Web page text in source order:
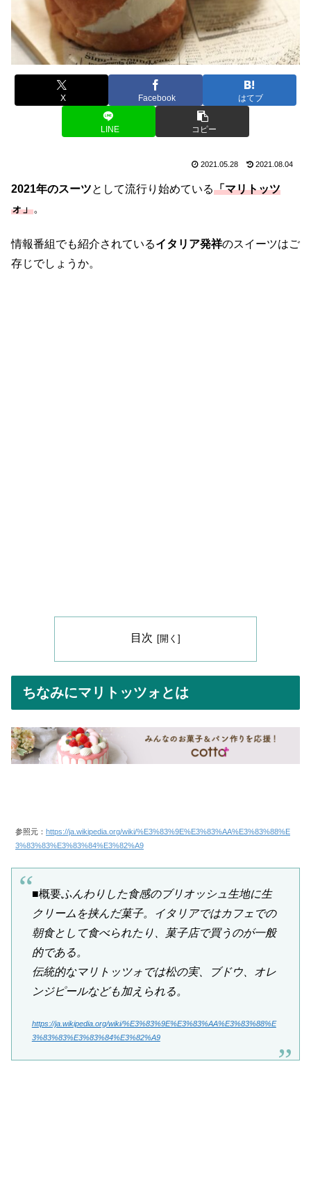
X Facebook はてブ
LINE コピー
2021.05.28 2021.08.04
2021年のスーツとして流行り始めている「マリトッツ
ォ」。
情報番組でも紹介されているイタリア発祥のスイーツはご
存じでしょうか。
目次
ちなみにマリトッツォとは
参照元： https://ja.wikipedia.org/wiki/%E3%83%9E%E3%83%AA%E3%83%88%E
3%83%83%E3%83%84%E3%82%A9
■概要ふんわりした食感のブリオッシュ生地に生
クリームを挟んだ菓子。イタリアではカフェでの
朝食として食べられたり、菓子店で買うのが一般
的である。
伝統的なマリトッツォでは松の実、ブドウ、オレ
ンジピールなども加えられる。
https://ja.wikipedia.org/wiki/%E3%83%9E%E3%83%AA%E3%83%88%E
3%83%83%E3%83%84%E3%82%A9